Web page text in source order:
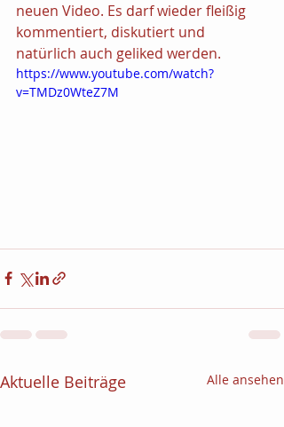
neuen Video. Es darf wieder fleißig
kommentiert, diskutiert und
natürlich auch geliked werden.
https://www.youtube.com/watch?
v=TMDz0WteZ7M
Aktuelle Beiträge Alle ansehen